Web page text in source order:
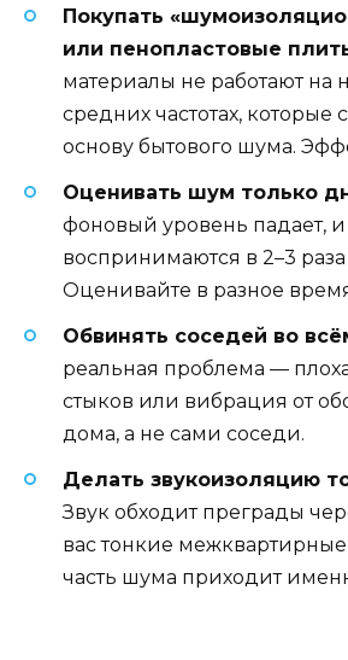
Покупать
или пенопластовые
материалы не работают на
средних частотах, которые
основу бытового шума.
Оценивать шум только
фоновый уровень падает,
воспринимаются в 2–3
Оценивайте в разное
Обвинять соседей во
реальная проблема —
стыков или вибрация от
дома, а не сами соседи.
Делать звукоизоляцию
Звук обходит преграды
вас тонкие
часть шума приходит